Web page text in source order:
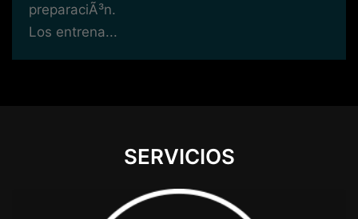
preparaciÃ³n.
Los entrena...
SERVICIOS